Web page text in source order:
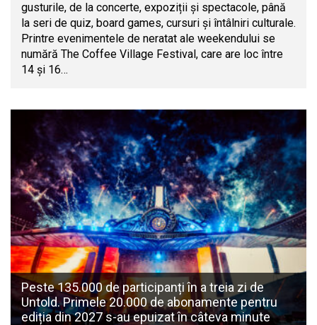
gusturile, de la concerte, expoziții și spectacole, până
la seri de quiz, board games, cursuri și întâlniri culturale.
Printre evenimentele de neratat ale weekendului se
numără The Coffee Village Festival, care are loc între
14 și 16…
Peste 135.000 de participanți în a treia zi de
Untold. Primele 20.000 de abonamente pentru
ediția din 2027 s-au epuizat în câteva minute